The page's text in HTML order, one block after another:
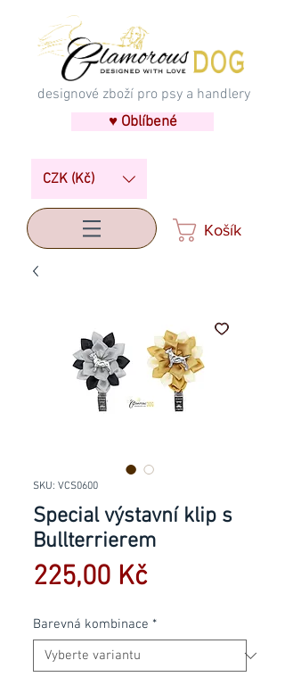
designové zboží pro psy a handlery
♥ Oblíbené
CZK (Kč)
Košík
SKU: VCS0600
Special výstavní klip s
Bullterrierem
225,00 KčCena
Barevná kombinace *